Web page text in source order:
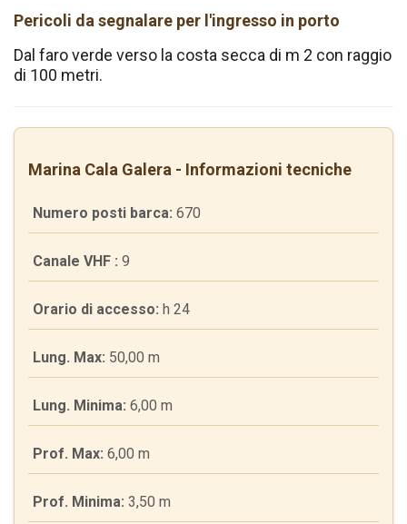
Pericoli da segnalare per l'ingresso in porto
Dal faro verde verso la costa secca di m 2 con raggio
di 100 metri.
Marina Cala Galera - Informazioni tecniche
Numero posti barca: 670
Canale VHF : 9
Orario di accesso: h 24
Lung. Max: 50,00 m
Lung. Minima: 6,00 m
Prof. Max: 6,00 m
Prof. Minima: 3,50 m